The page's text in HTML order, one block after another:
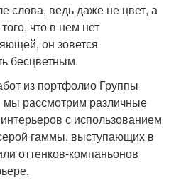
слова, ведь даже не цвет, а
что в нем нет
он зовется
бесцветным.
из портфолио Группы
рассмотрим различные
с использованием
гаммы, выступающих в
оттенков-компаньонов